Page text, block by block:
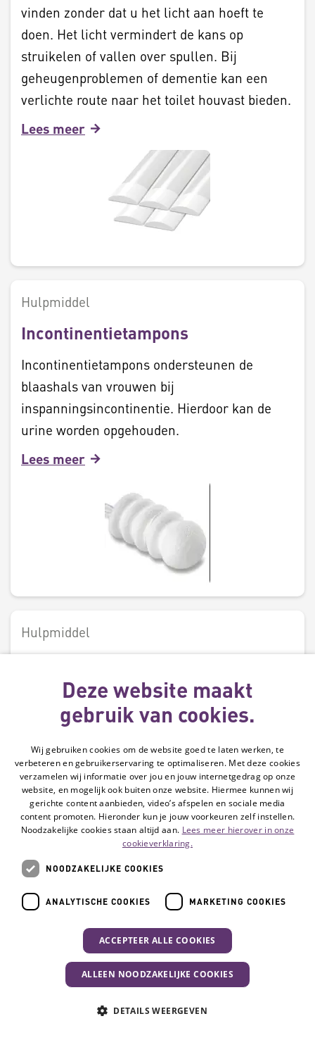
Uw activiteit
vinden zonder dat u het licht aan hoeft te
doen. Het licht vermindert de kans op
struikelen of vallen over spullen. Bij
geheugenproblemen of dementie kan een
verlichte route naar het toilet houvast bieden.
Lees meer
Hulpmiddel
Incontinentietampons
Incontinentietampons ondersteunen de
blaashals van vrouwen bij
inspanningsincontinentie. Hierdoor kan de
urine worden opgehouden.
Lees meer
Hulpmiddel
Incontinentiepessariums duwen de overgang
tussen de blaas en plasbuis (blaashals) naar
worden opgehouden bij
inspanningsincontinentie.
Incontinentiepessariums heten ook wel
incontinentieringen.
Deze website maakt
gebruik van cookies.
Wij gebruiken cookies om de website goed te laten werken, te
verbeteren en gebruikerservaring te optimaliseren. Met deze cookies
verzamelen wij informatie over jou en jouw internetgedrag op onze
website, en mogelijk ook buiten onze website. Hiermee kunnen wij
gerichte content aanbieden, video’s afspelen en sociale media
content promoten. Hieronder kun je jouw voorkeuren zelf instellen.
Noodzakelijke cookies staan altijd aan. Lees meer hierover in onze
cookieverklaring.
NOODZAKELIJKE COOKIES
ANALYTISCHE COOKIES MARKETING COOKIES
ACCEPTEER ALLE COOKIES
ALLEEN NOODZAKELIJKE COOKIES
DETAILS WEERGEVEN